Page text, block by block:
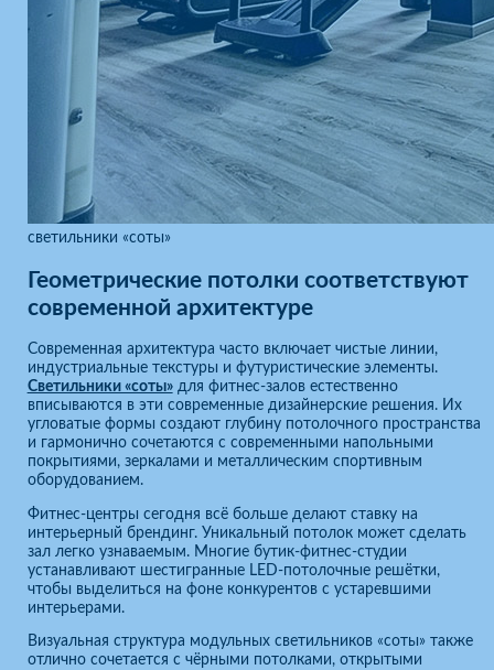
светильники «соты»
Геометрические потолки соответствуют
современной архитектуре
Современная архитектура часто включает чистые линии,
индустриальные текстуры и футуристические элементы.
Светильники «соты»для фитнес-залов естественно
вписываются в эти современные дизайнерские решения. Их
угловатые формы создают глубину потолочного пространства
и гармонично сочетаются с современными напольными
покрытиями, зеркалами и металлическим спортивным
оборудованием.
Фитнес-центры сегодня всё больше делают ставку на
интерьерный брендинг. Уникальный потолок может сделать
зал легко узнаваемым. Многие бутик-фитнес-студии
устанавливают шестигранные LED-потолочные решётки,
чтобы выделиться на фоне конкурентов с устаревшими
интерьерами.
Визуальная структура модульных светильников «соты» также
отлично сочетается с чёрными потолками, открытыми